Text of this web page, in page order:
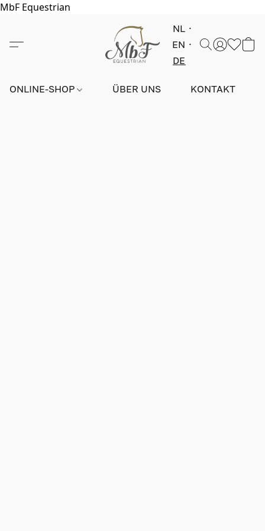
MbF Equestrian
NL
EN
DE
ONLINE-SHOP ÜBER UNS KONTAKT